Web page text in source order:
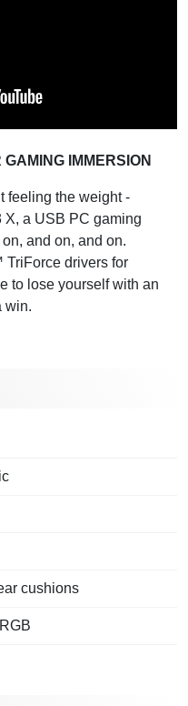
IMMERSION
feeling the weight -
X, a USB PC gaming
and on, and on.
drivers for
to lose yourself with an
win.
cushions